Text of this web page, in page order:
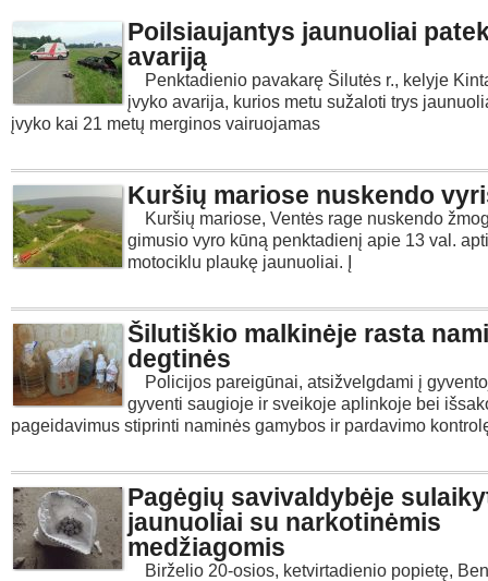
Poilsiaujantys jaunuoliai
avariją
Penktadienio pavakarę Šilutės r., kelyje
įvyko avarija, kurios metu sužaloti trys
įvyko kai 21 metų merginos vairuojamas
Kuršių mariose nuskendo
Kuršių mariose, Ventės rage nuskendo
gimusio vyro kūną penktadienį apie 13 val.
motociklu plaukę jaunuoliai. Į
Šilutiškio malkinėje rasta
degtinės
Policijos pareigūnai, atsižvelgdami į
gyventi saugioje ir sveikoje aplinkoje bei
pageidavimus stiprinti naminės gamybos ir pardavimo
Pagėgių savivaldybėje
jaunuoliai su narkotinėmis
medžiagomis
Birželio 20-osios, ketvirtadienio popietę,